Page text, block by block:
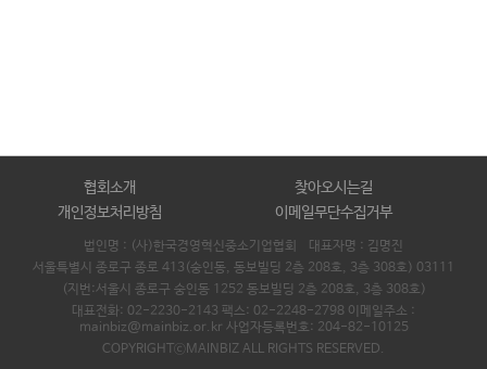
협회소개
찾아오시는길
개인정보처리방침
이메일무단수집거부
법인명 : (사)한국경영혁신중소기업협회 대표자명 : 김명진
서울특별시 종로구 종로 413(숭인동, 동보빌딩 2층 208호, 3층 308호) 03111
(지번:서울시 종로구 숭인동 1252 동보빌딩 2층 208호, 3층 308호)
대표전화: 02-2230-2143 팩스: 02-2248-2798 이메일주소 :
mainbiz@mainbiz.or.kr 사업자등록번호: 204-82-10125
COPYRIGHTⓒMAINBIZ ALL RIGHTS RESERVED.